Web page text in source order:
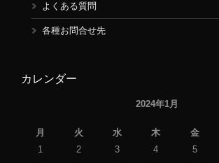
よくある質問
各種お問合せ先
カレンダー
2024年1月
月 火 水 木 金
1
2 3 4 5